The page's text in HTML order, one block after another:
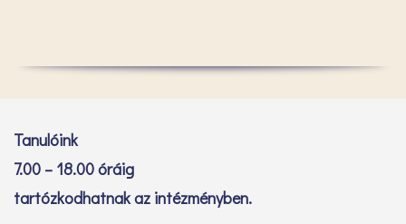
Tanulóink
7.00 – 18.00 óráig
tartózkodhatnak az intézményben.